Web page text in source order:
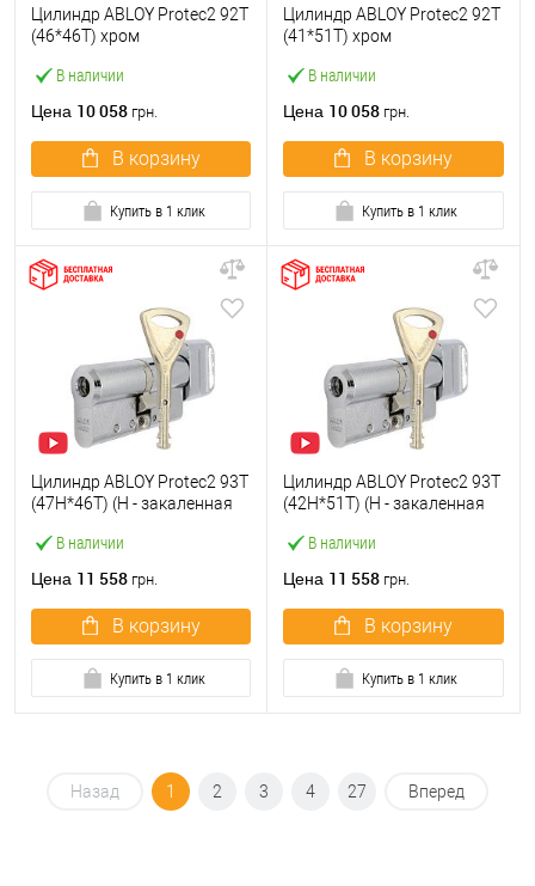
В наличии
Цилиндр ABLOY Protec2 92T
(46*46T) хром
Цена 10 058 грн.
В корзину
Купить в 1 клик
В наличии
Цилиндр ABLOY Protec2 92T
(41*51T) хром
Цена 10 058 грн.
В корзину
Купить в 1 клик
В наличии
Цилиндр ABLOY Protec2 93T
(47H*46T) (H - закаленная
полированный
Цена 11 558 грн.
В корзину
Купить в 1 клик
В наличии
Цилиндр ABLOY Protec2 93T
(42H*51T) (H - закаленная
полированный
Цена 11 558 грн.
В корзину
Купить в 1 клик
Назад 1 2 3 4 27 Вперед